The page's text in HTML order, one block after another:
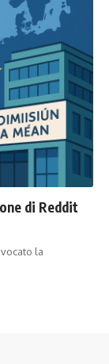
di Reddit
la